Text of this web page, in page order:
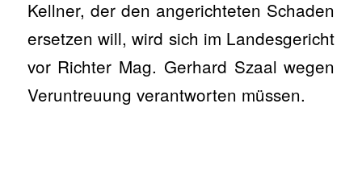
Kellner, der den angerichteten Schaden
ersetzen will, wird sich im Landesgericht
vor Richter Mag. Gerhard Szaal wegen
Veruntreuung verantworten müssen.